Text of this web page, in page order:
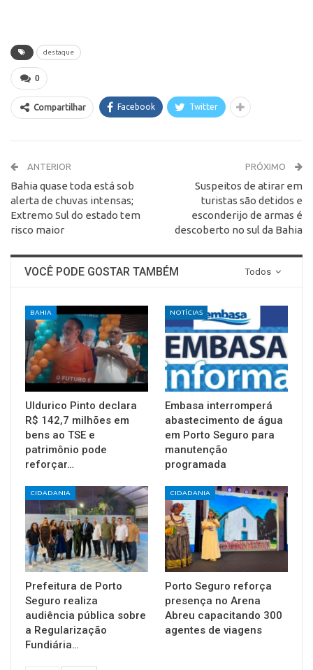
destaque
0
Compartilhar Facebook Twitter
ANTERIOR
Bahia quase toda está sob
alerta de chuvas intensas;
Extremo Sul do estado tem
risco maior
PRÓXIMO
Suspeitos de atirar em
turistas são detidos e
esconderijo de armas é
descoberto no sul da Bahia
Todos
VOCÊ PODE GOSTAR TAMBÉM
BAHIA
Uldurico Pinto declara
R$ 142,7 milhões em
bens ao TSE e
patrimônio pode
reforçar…
NOTÍCIAS
Embasa interromperá
abastecimento de água
em Porto Seguro para
manutenção
programada
CIDADANIA
Prefeitura de Porto
Seguro realiza
audiência pública sobre
a Regularização
Fundiária…
CIDADANIA
Porto Seguro reforça
presença no Arena
Abreu capacitando 300
agentes de viagens